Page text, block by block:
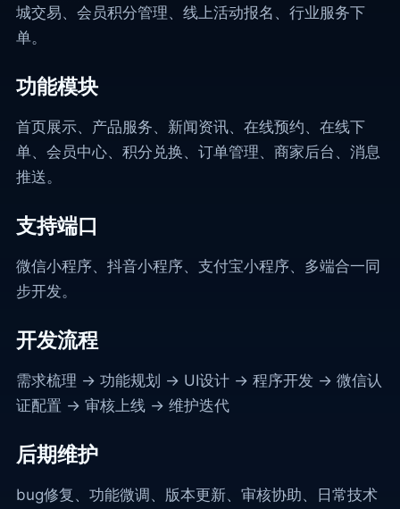
城交易、会员积分管理、线上活动报名、行业服务下
单。
功能模块
首页展示、产品服务、新闻资讯、在线预约、在线下
单、会员中心、积分兑换、订单管理、商家后台、消息
推送。
支持端口
微信小程序、抖音小程序、支付宝小程序、多端合一同
步开发。
开发流程
需求梳理 → 功能规划 → UI设计 → 程序开发 → 微信认
证配置 → 审核上线 → 维护迭代
后期维护
bug修复、功能微调、版本更新、审核协助、日常技术